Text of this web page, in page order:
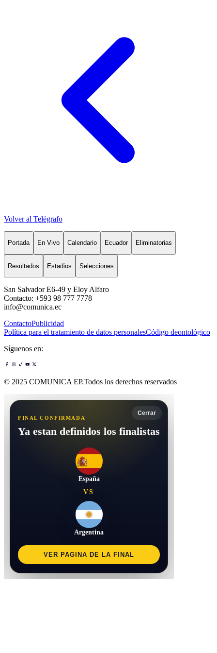
Volver al Telégrafo
Portada En Vivo Calendario Ecuador Eliminatorias
Resultados Estadios Selecciones
San Salvador E6-49 y Eloy Alfaro
Contacto: +593 98 777 7778
info@comunica.ec
ContactoPublicidad
Política para el tratamiento de datos personalesCódigo deontológico
Síguenos en:
© 2025 COMUNICA EP.Todos los derechos reservados
Cerrar
FINAL CONFIRMADA
Ya estan definidos los finalistas
España
VS
Argentina
VER PAGINA DE LA FINAL